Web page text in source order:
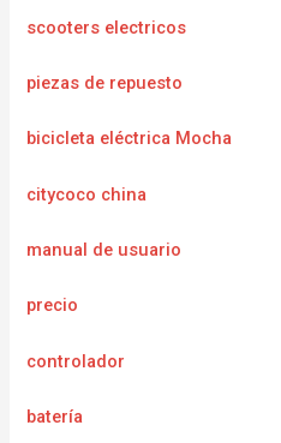
scooters electricos
piezas de repuesto
bicicleta eléctrica Mocha
citycoco china
manual de usuario
precio
controlador
batería